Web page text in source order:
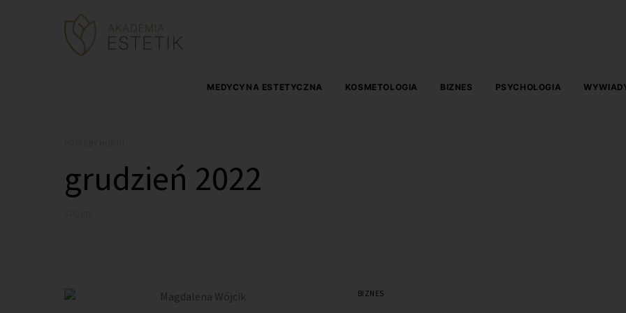
MEDYCYNA ESTETYCZNA KOSMETOLOGIA BIZNES PSYCHOLOGIA
grudzień 2022
BIZNES